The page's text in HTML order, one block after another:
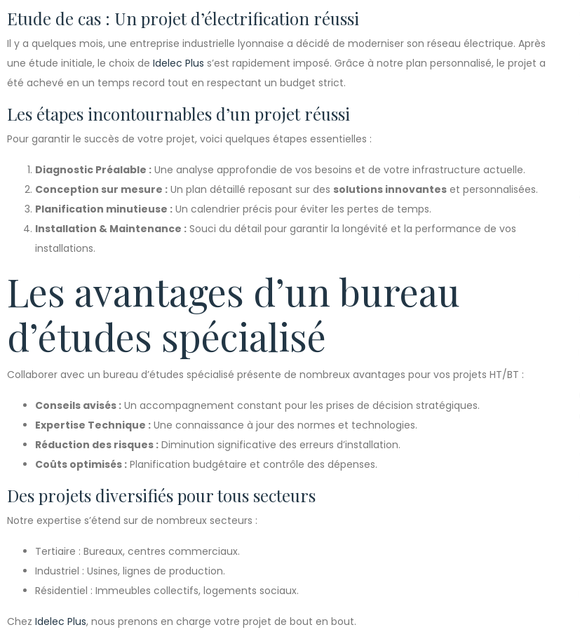
Etude de cas : Un projet d’électrification réussi
Il y a quelques mois, une entreprise industrielle lyonnaise a décidé de moderniser son réseau électrique. Après
une étude initiale, le choix de Idelec Plus s’est rapidement imposé. Grâce à notre plan personnalisé, le projet a
été achevé en un temps record tout en respectant un budget strict.
Les étapes incontournables d’un projet réussi
Pour garantir le succès de votre projet, voici quelques étapes essentielles :
Diagnostic Préalable : Une analyse approfondie de vos besoins et de votre infrastructure actuelle.
Conception sur mesure : Un plan détaillé reposant sur des solutions innovantes et personnalisées.
Planification minutieuse : Un calendrier précis pour éviter les pertes de temps.
Installation & Maintenance : Souci du détail pour garantir la longévité et la performance de vos
installations.
Les avantages d’un bureau
d’études spécialisé
Collaborer avec un bureau d’études spécialisé présente de nombreux avantages pour vos projets HT/BT :
Conseils avisés : Un accompagnement constant pour les prises de décision stratégiques.
Expertise Technique : Une connaissance à jour des normes et technologies.
Réduction des risques : Diminution significative des erreurs d’installation.
Coûts optimisés : Planification budgétaire et contrôle des dépenses.
Des projets diversifiés pour tous secteurs
Notre expertise s’étend sur de nombreux secteurs :
Tertiaire : Bureaux, centres commerciaux.
Industriel : Usines, lignes de production.
Résidentiel : Immeubles collectifs, logements sociaux.
Chez Idelec Plus, nous prenons en charge votre projet de bout en bout.